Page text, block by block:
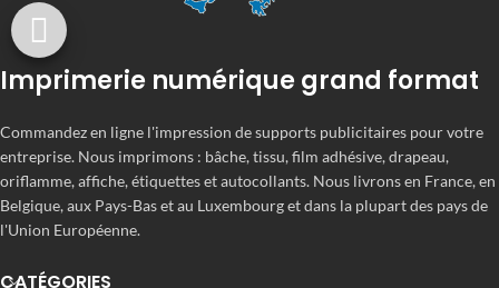
Imprimerie numérique grand format
Commandez en ligne l'impression de supports publicitaires pour votre
entreprise. Nous imprimons : bâche, tissu, film adhésive, drapeau,
oriflamme, affiche, étiquettes et autocollants. Nous livrons en France, en
Belgique, aux Pays-Bas et au Luxembourg et dans la plupart des pays de
l'Union Européenne.
CATÉGORIES